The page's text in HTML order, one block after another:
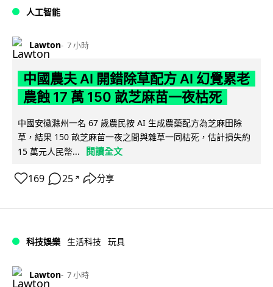
人工智能
Lawton 7 小時
中國農夫 AI 開錯除草配方 AI 幻覺累老
農蝕 17 萬 150 畝芝麻苗一夜枯死
中國安徽滁州一名 67 歲農民按 AI 生成農藥配方為芝麻田除
草，結果 150 畝芝麻苗一夜之間與雜草一同枯死，估計損失約
15 萬元人民幣...
閱讀全文
169 25 ↗ 分享
科技娛樂 生活科技 玩具
Lawton 7 小時